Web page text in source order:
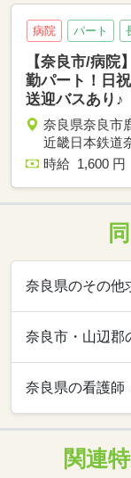
病院 パート
【奈良市/病
勤パート！日
送迎バスあり♪
奈良県奈良市
近畿日本鉄道
時給 1,600 円
奈良県のその他
奈良市・山辺郡
奈良県の看護師
関連